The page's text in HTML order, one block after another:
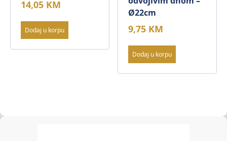
14,05 KM
Dodaj u korpu
Ø22cm
9,75 KM
Dodaj u korpu